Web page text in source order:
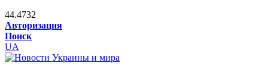
44.4732
Авторизация
Поиск
UA